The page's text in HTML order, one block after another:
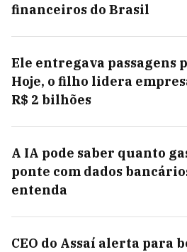
financeiros do Brasil
Ele entregava passagens
Hoje, o filho lidera
R$ 2 bilhões
A IA pode saber quanto
ponte com dados
entenda
CEO do Assaí alerta para